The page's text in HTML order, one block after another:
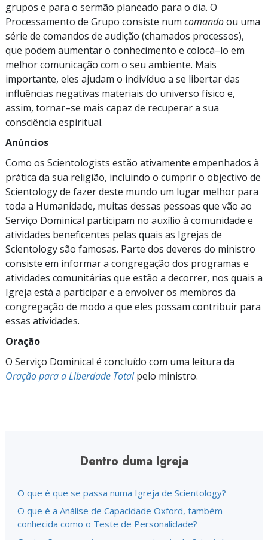
grupos e para o sermão planeado para o dia. O
Processamento de Grupo consiste num comandoou uma
série de comandos de audição (chamados processos),
que podem aumentar o conhecimento e colocá–lo em
melhor comunicação com o seu ambiente. Mais
importante, eles ajudam o indivíduo a se libertar das
influências negativas materiais do universo físico e,
assim, tornar–se mais capaz de recuperar a sua
consciência espiritual.
Anúncios
Como os Scientologists estão ativamente empenhados à
prática da sua religião, incluindo o cumprir o objectivo de
Scientology de fazer deste mundo um lugar melhor para
toda a Humanidade, muitas dessas pessoas que vão ao
Serviço Dominical participam no auxílio à comunidade e
atividades beneficentes pelas quais as Igrejas de
Scientology são famosas. Parte dos deveres do ministro
consiste em informar a congregação dos programas e
atividades comunitárias que estão a decorrer, nos quais a
Igreja está a participar e a envolver os membros da
congregação de modo a que eles possam contribuir para
essas atividades.
Oração
O Serviço Dominical é concluído com uma leitura da
Oração para a Liberdade Total pelo ministro.
Dentro duma Igreja
O que é que se passa numa Igreja de Scientology?
O que é a Análise de Capacidade Oxford, também
conhecida como o Teste de Personalidade?